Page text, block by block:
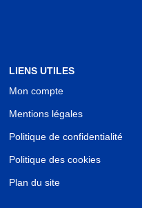
LIENS UTILES
Mon compte
Mentions légales
Politique de confidentialité
Politique des cookies
Plan du site